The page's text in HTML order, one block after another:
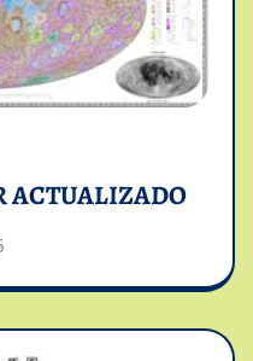
ACTUALIZADO